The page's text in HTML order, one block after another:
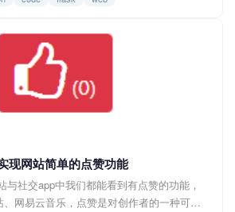
，x轴显示日期，y轴显示对应的浏览量，这
有同样需要的小伙伴，所以就将实现的过程
p...
现网站简单的点赞功能
与社交app中我们都能看到有点赞的功能，
网易云音乐，点赞是对创作者的一种可量